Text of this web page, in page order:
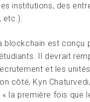
institutions, des
etc.).
est conçu
Il devrait
et les unités
côté, Kyn
la première fois que